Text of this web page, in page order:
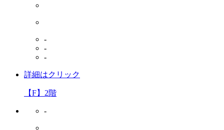
-
-
-
詳細はクリック
【F】2階
-